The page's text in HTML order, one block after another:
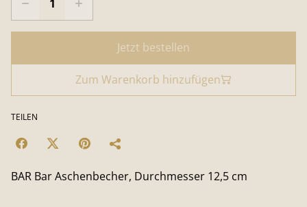
Jetzt bestellen
Zum Warenkorb hinzufügen
TEILEN
BAR Bar Aschenbecher, Durchmesser 12,5 cm